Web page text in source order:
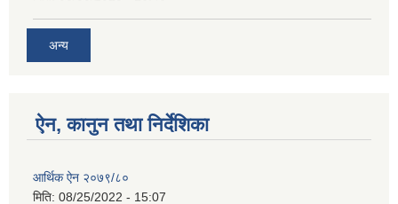
अन्य
ऐन, कानुन तथा निर्देशिका
आर्थिक ऐन २०७९/८०
मिति: 08/25/2022 - 15:07